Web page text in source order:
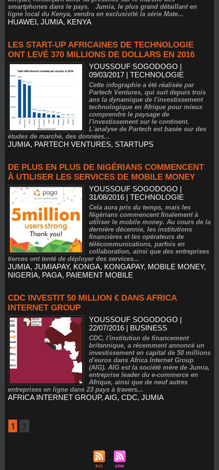
smartphones dans le pays. Jumia, le plus grand détaillant en
ligne local du Kenya, vendra en exclusivité la série Mate...
HUAWEI, JUMIA, KENYA
LES START-UP AFRICAINES DE TECHNOLOGIE
ONT LEVÉ 370 MILLIONS DE DOLLARS EN 2016
YOUSSOUF SOGODOGO |
09/03/2017 |TECHNOLOGIE
Cette infographie a été réalisée par
Partech Ventures, qui suit depuis trois
ans la dynamique de l'investissement
technologique en Afrique pour mieux
comprendre le paysage de
l'investissement sur le continent.
L'analyse de Partech est basée sur des
études de marché, des données...
JUMIA, PARTECH VENTURES, STARTUPS
DE PLUS EN PLUS DE NIGÉRIANS COMMENCENT
À UTILISER LES SERVICES DE MOBILE MONEY
YOUSSOUF SOGODOGO |
31/08/2016 |TECHNOLOGIE
Cela aura pris du temps, mais les
Nigérians commencent finalement à
utiliser le mobile money. Au cours de la
dernière décennie, les institutions
financières et les opérateurs de
télécommunications, parfois en
collaboration, ainsi que des entreprises
tierces ont tenté de déployer des services...
JUMIA, JUMIAPAY, KONGA, KONGAPAY, MOBILE MONEY,
NIGERIA, PAGA, PAIEMENT MOBILE
CDC INVESTIT 50 MILLION € DANS AFRICA
INTERNET GROUP
YOUSSOUF SOGODOGO |
22/07/2016 | BUSINESS
CDC, l'institution de financement
britannique, a récemment annoncé un
investissement en capital de 50 millions
d'euros dans Africa Internet Group
(AIG). AIG est la société mère de Jumia,
entreprise leader du e-commerce en
Afrique, ainsi que de neuf autres
entreprises en ligne dans 23 pays à travers...
AFRICA INTERNET GROUP, AIG, CDC, JUMIA
1 2